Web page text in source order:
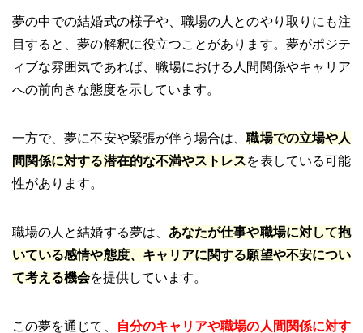
夢の中での結婚式の様子や、職場の人とのやり取りにも注
目すると、夢の解釈に役立つことがあります。夢がポジテ
ィブな雰囲気であれば、職場における人間関係やキャリア
への前向きな態度を示しています。
一方で、夢に不安や緊張が伴う場合は、職場での立場や人
間関係に対する潜在的な不満やストレスを表している可能
性があります。
職場の人と結婚する夢は、 あなたが仕事や職場に対して抱
いている感情や態度、キャリアに関する願望や不安につい
て考える機会を提供しています。
この夢を通じて、 自分のキャリアや職場の人間関係に対す